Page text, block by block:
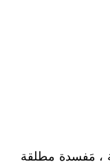
، مَفسدة مطلقة